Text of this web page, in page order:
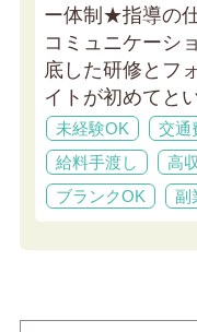
ー体制★指導の
コミュニケーシ
底した研修とフ
イトが初めてと
未経験OK 交通
給料手渡し
高
ブランクOK
副